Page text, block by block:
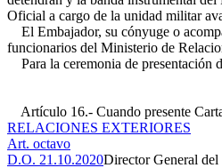
Oficial a cargo de la unidad militar
El Embajador, su cónyuge o
funcionarios del Ministerio de
Para la ceremonia de presentación
Artículo 16.- Cuando presente
RELACIONES EXTERIORES
Art. octavo
D.O. 21.10.2020Director General del